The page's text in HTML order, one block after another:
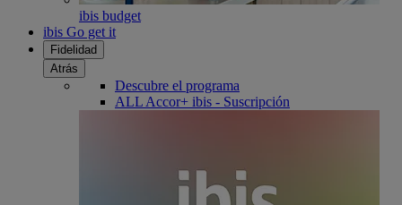
ibis budget
ibis Go get it
Fidelidad
Atrás
Descubre el programa
ALL Accor+ ibis - Suscripción